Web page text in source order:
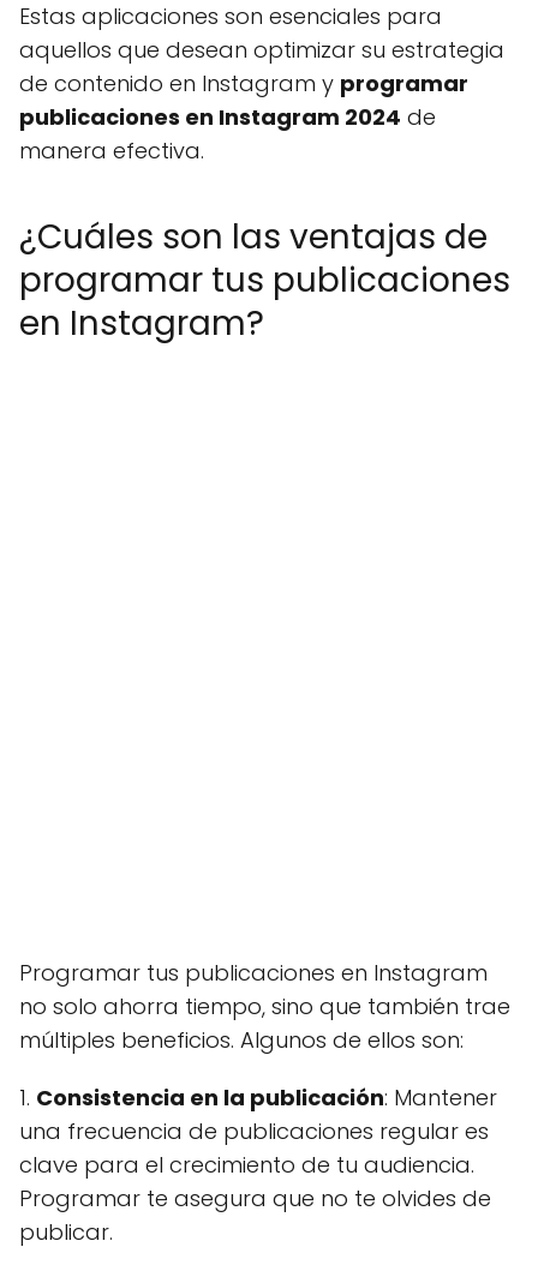
Estas aplicaciones son esenciales para
aquellos que desean optimizar su estrategia
de contenido en Instagram y programar
publicaciones en Instagram 2024 de
manera efectiva.
¿Cuáles son las ventajas de
programar tus publicaciones
en Instagram?
Programar tus publicaciones en Instagram
no solo ahorra tiempo, sino que también trae
múltiples beneficios. Algunos de ellos son:
1. Consistencia en la publicación: Mantener
una frecuencia de publicaciones regular es
clave para el crecimiento de tu audiencia.
Programar te asegura que no te olvides de
publicar.